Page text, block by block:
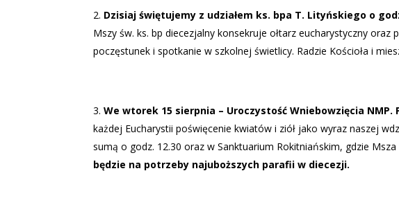
Dzisiaj świętujemy z udziałem ks. bpa T. Lityńskiego o
Mszy św. ks. bp diecezjalny konsekruje ołtarz eucharystyczny
poczęstunek i spotkanie w szkolnej świetlicy. Radzie Kościoła i
We wtorek 15 sierpnia – Uroczystość Wniebowzięcia NMP.
każdej Eucharystii poświęcenie kwiatów i ziół jako wyraz naszej
sumą o godz. 12.30 oraz w Sanktuarium Rokitniańskim, gdzie
będzie na potrzeby najuboższych parafii w diecezji.